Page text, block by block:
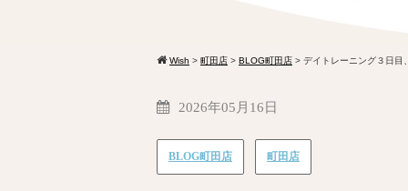
Wish > 町田店 > BLOG町田店 > デイトレーニング３日目
2026年05月16日
BLOG町田店 町田店